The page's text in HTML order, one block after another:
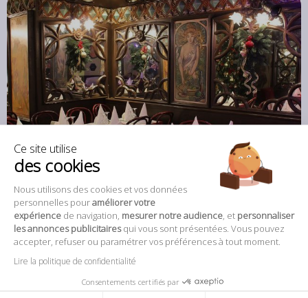
Ce site utilise
des cookies
Nous utilisons des cookies et vos données
personnelles pouraméliorer votre
expérience de navigation, mesurer notre audience , et personnaliser
les annonces publicitairesqui vous sont présentées. Vous pouvez
accepter, refuser ou paramétrer vos préférences à tout moment.
Lire la politique de confidentialité
Consentements certifiés par
La Crémaillère 1900
(21)
Située en plein cœur du quartier de Montmartre,
surplombant Paris, la Crémaillère 1900 vous attend sur la
Place du Tertre pour festoyer jusqu’à l’aube. Une soirée
sur les toits de Paris.